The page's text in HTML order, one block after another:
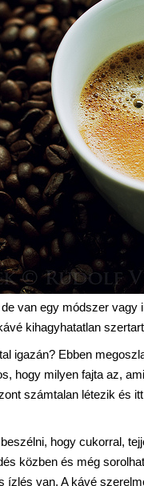
van egy módszer
kihagyhatatlan
igazán? Ebben
hogy milyen fajta az,
számtalan létezik és
hogy cukorral,
közben és még
ízlés van. A kávé